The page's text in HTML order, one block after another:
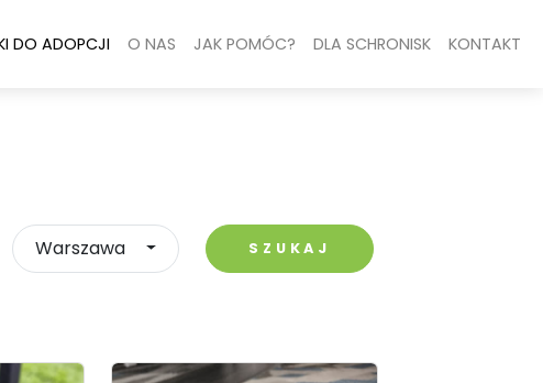
DO ADOPCJI O NAS JAK POMÓC? DLA SCHRONISK KONTAKT
Warszawa SZUKAJ